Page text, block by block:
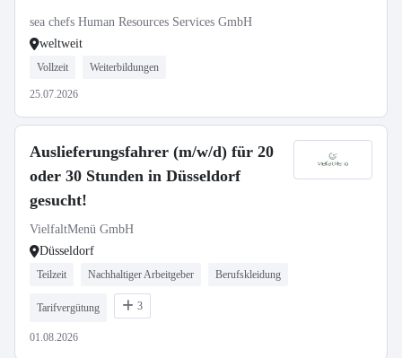
sea chefs Human Resources Services GmbH
weltweit
Vollzeit Weiterbildungen
25.07.2026
Auslieferungsfahrer (m/w/d) für 20
oder 30 Stunden in Düsseldorf
gesucht!
VielfaltMenü GmbH
Düsseldorf
Teilzeit Nachhaltiger Arbeitgeber Berufskleidung
Tarifvergütung 3
01.08.2026